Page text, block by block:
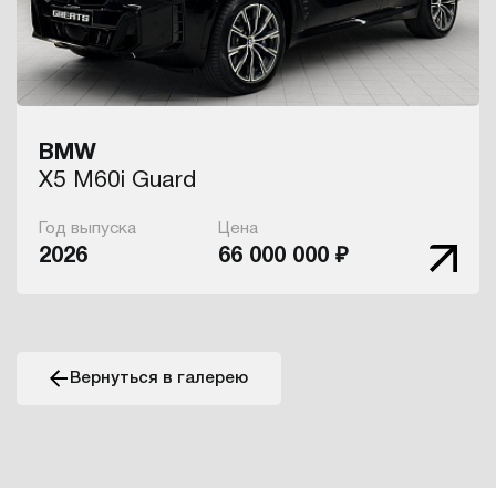
BMW
X5 M60i Guard
Год выпуска
2026
Цена
66 000 000 ₽
Вернуться в галерею